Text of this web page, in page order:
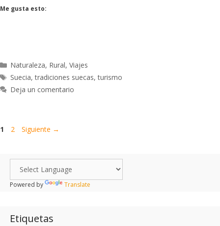
Me gusta esto:
Naturaleza, Rural,Viajes
Suecia,tradiciones suecas,turismo
Deja un comentario
1 2 Siguiente →
Powered by Translate
Etiquetas